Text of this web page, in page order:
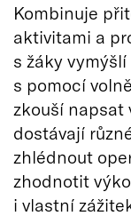
Kombinuje
aktivitami a
s žáky
s pomocí
zkouší napsat
dostávají
zhlédnout
zhodnotit
i vlastní